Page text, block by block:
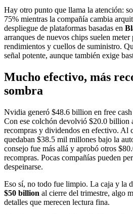
Hay otro punto que llama la atención:
75% mientras la compañía cambia
despliegue de plataformas basadas en
arranques de nuevos chips suelen meter
rendimientos y cuellos de suministro.
señal potente, aunque también exige
Mucho efectivo, más
sombra
Nvidia generó $48.6 billion en free
Con ese colchón devolvió $20.0 billion
recompras y dividendos en efectivo. Al
quedaban $38.5 mil millones bajo la
consejo fue más allá y aprobó otros
recompras. Pocas compañías pueden
despeinarse.
Eso sí, no todo fue limpio. La caja y la
$50 billion al cierre del trimestre, algo
detalles que merecen lectura fina.